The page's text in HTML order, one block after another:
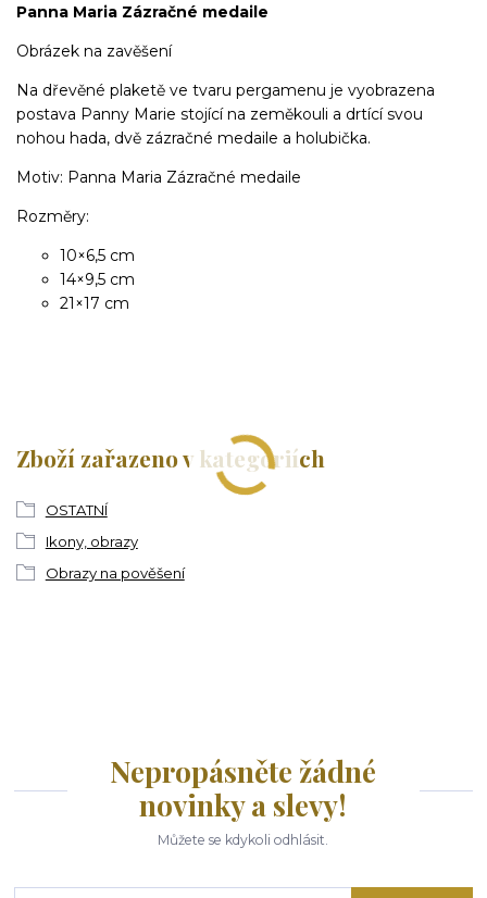
Panna Maria Zázračné medaile
Obrázek na zavěšení
Na dřevěné plaketě ve tvaru pergamenu je vyobrazena
postava Panny Marie stojící na zeměkouli a drtící svou
nohou hada, dvě zázračné medaile a holubička.
Motiv: Panna Maria Zázračné medaile
Rozměry:
10×6,5 cm
14×9,5 cm
21×17 cm
Zboží zařazeno v kategoriích
OSTATNÍ
Ikony, obrazy
Obrazy na pověšení
Nepropásněte žádné
novinky a slevy!
Můžete se kdykoli odhlásit.